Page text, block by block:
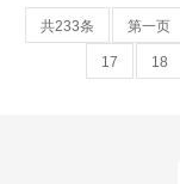
共233条 第一页
17 18